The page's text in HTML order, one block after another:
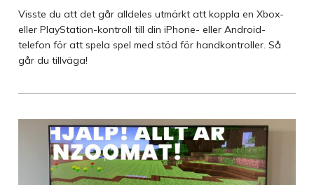
Visste du att det går alldeles utmärkt att koppla en Xbox-
eller PlayStation-kontroll till din iPhone- eller Android-
telefon för att spela spel med stöd för handkontroller. Så
går du tillväga!